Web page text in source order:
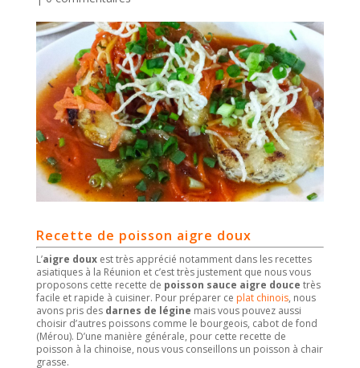
Recette de poisson aigre doux
L’aigre douxest très apprécié notamment dans les recettes
asiatiques à la Réunion et c’est très justement que nous vous
proposons cette recette de poisson sauce aigre douce très
facile et rapide à cuisiner. Pour préparer ce plat chinois, nous
avons pris des darnes de légine mais vous pouvez aussi
choisir d’autres poissons comme le bourgeois, cabot de fond
(Mérou). D’une manière générale, pour cette recette de
poisson à la chinoise, nous vous conseillons un poisson à chair
grasse.